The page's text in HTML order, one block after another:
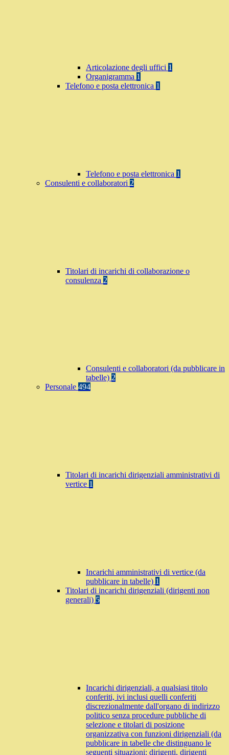
Articolazione degli uffici 1
Organigramma 1
Telefono e posta elettronica 1
Telefono e posta elettronica 1
Consulenti e collaboratori 2
Titolari di incarichi di collaborazione o
consulenza 2
Consulenti e collaboratori (da pubblicare in
tabelle) 2
Personale 494
Titolari di incarichi dirigenziali amministrativi di
vertice 1
Incarichi amministrativi di vertice (da
pubblicare in tabelle) 1
Titolari di incarichi dirigenziali (dirigenti non
generali) 5
Incarichi dirigenziali, a qualsiasi titolo
conferiti, ivi inclusi quelli conferiti
discrezionalmente dall'organo di indirizzo
politico senza procedure pubbliche di
selezione e titolari di posizione
organizzativa con funzioni dirigenziali (da
pubblicare in tabelle che distinguano le
seguenti situazioni: dirigenti, dirigenti